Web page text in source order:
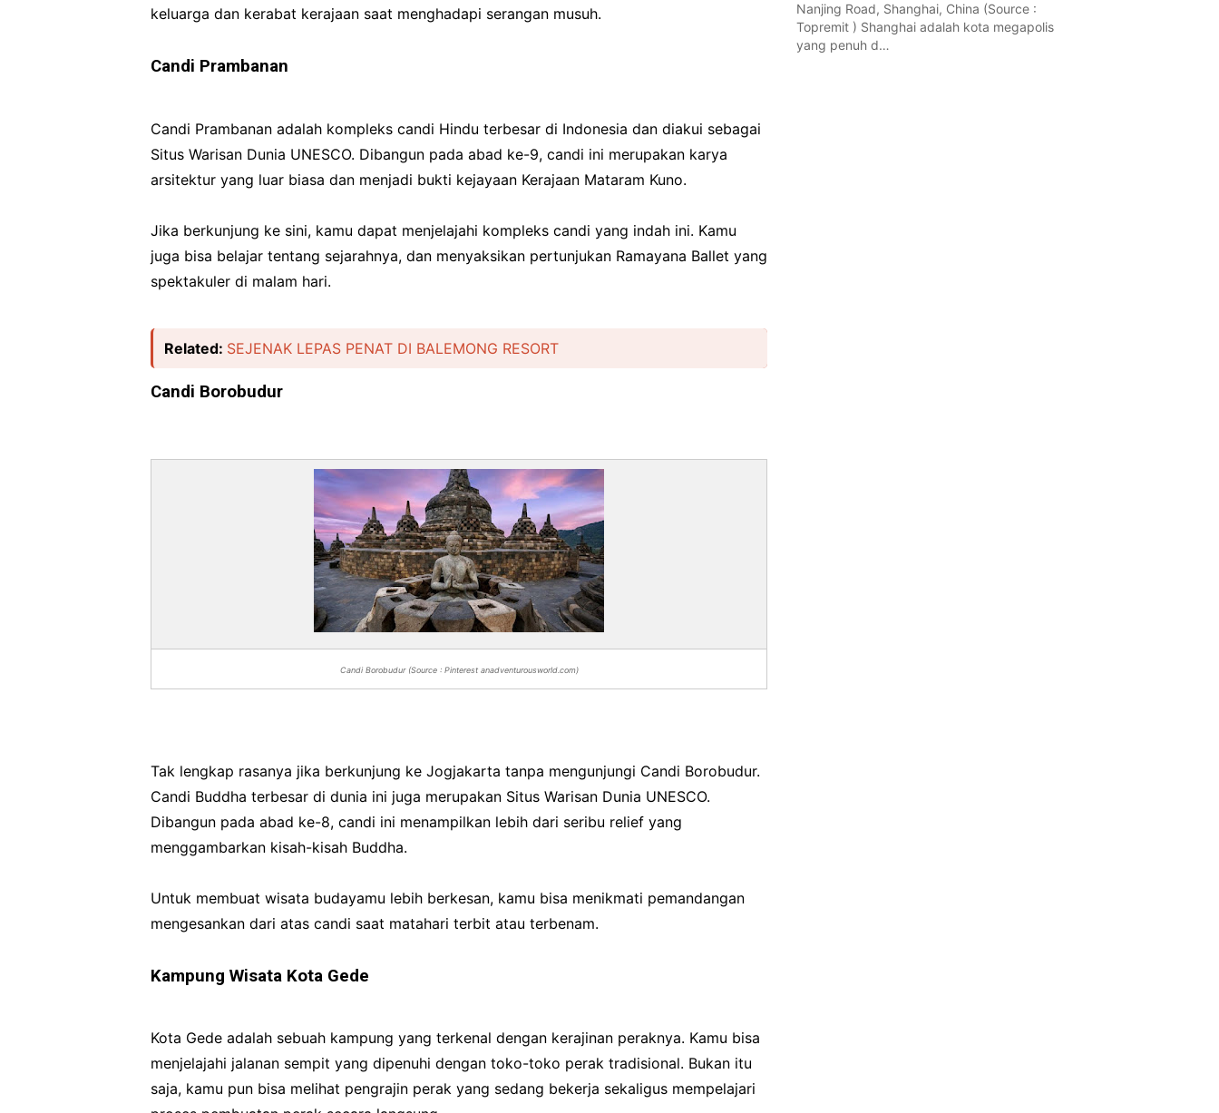
keluarga dan kerabat kerajaan saat menghadapi serangan musuh.
Candi Prambanan
Candi Prambanan adalah kompleks candi Hindu terbesar di Indonesia dan diakui sebagai
Situs Warisan Dunia UNESCO. Dibangun pada abad ke-9, candi ini merupakan karya
arsitektur yang luar biasa dan menjadi bukti kejayaan Kerajaan Mataram Kuno.
Jika berkunjung ke sini, kamu dapat menjelajahi kompleks candi yang indah ini. Kamu
juga bisa belajar tentang sejarahnya, dan menyaksikan pertunjukan Ramayana Ballet yang
spektakuler di malam hari.
Related: SEJENAK LEPAS PENAT DI BALEMONG RESORT
Candi Borobudur
Candi Borobudur (Source : Pinterest anadventurousworld.com)
Tak lengkap rasanya jika berkunjung ke Jogjakarta tanpa mengunjungi Candi Borobudur.
Candi Buddha terbesar di dunia ini juga merupakan Situs Warisan Dunia UNESCO.
Dibangun pada abad ke-8, candi ini menampilkan lebih dari seribu relief yang
menggambarkan kisah-kisah Buddha.
Untuk membuat wisata budayamu lebih berkesan, kamu bisa menikmati pemandangan
mengesankan dari atas candi saat matahari terbit atau terbenam.
Kampung Wisata Kota Gede
Kota Gede adalah sebuah kampung yang terkenal dengan kerajinan peraknya. Kamu bisa
menjelajahi jalanan sempit yang dipenuhi dengan toko-toko perak tradisional. Bukan itu
saja, kamu pun bisa melihat pengrajin perak yang sedang bekerja sekaligus mempelajari
Nanjing Road, Shanghai, China (Source :
Topremit ) Shanghai adalah kota megapolis
yang penuh d…